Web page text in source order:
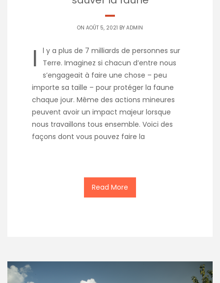
ON AOÛT 5, 2021 BY ADMIN
I
l y a plus de 7 milliards de personnes sur
Terre. Imaginez si chacun d’entre nous
s’engageait à faire une chose – peu
importe sa taille – pour protéger la faune
chaque jour. Même des actions mineures
peuvent avoir un impact majeur lorsque
nous travaillons tous ensemble. Voici des
façons dont vous pouvez faire la
Read More